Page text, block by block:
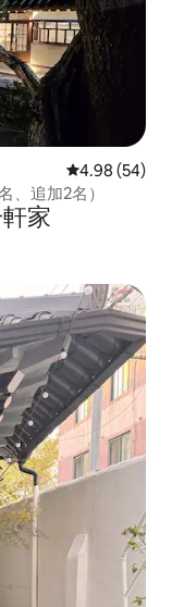
レビュー54
4.98 (54)
、追加2名）
家